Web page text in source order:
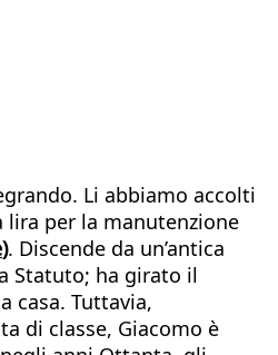
Li abbiamo accolti
per la manutenzione
). Discende da un’antica
Statuto; ha girato il
casa. Tuttavia,
di classe, Giacomo è